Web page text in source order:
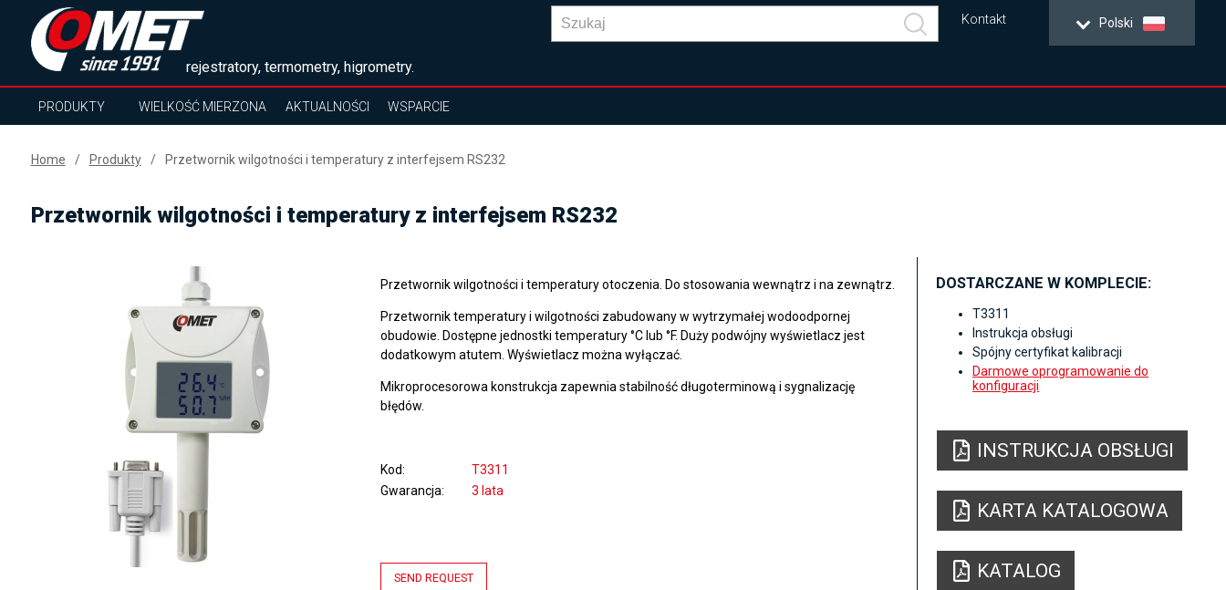
rejestratory, termometry, higrometry.
Polski
Kontakt
PRODUKTY WIELKOŚĆ MIERZONA AKTUALNOŚCI WSPARCIE
Home Produkty Przetwornik wilgotności i temperatury z interfejsem RS232
Przetwornik wilgotności i temperatury z interfejsem RS232
Przetwornik wilgotności i temperatury otoczenia. Do stosowania wewnątrz i na zewnątrz.
Przetwornik temperatury i wilgotności zabudowany w wytrzymałej wodoodpornej
obudowie. Dostępne jednostki temperatury °C lub °F. Duży podwójny wyświetlacz jest
dodatkowym atutem. Wyświetlacz można wyłączać.
Mikroprocesorowa konstrukcja zapewnia stabilność długoterminową i sygnalizację
błędów.
Kod
T3311
Gwarancja
3 lata
SEND REQUEST
DOSTARCZANE W KOMPLECIE:
T3311
Instrukcja obsługi
Spójny certyfikat kalibracji
Darmowe oprogramowanie do
konfiguracji
INSTRUKCJA OBSŁUGI
KARTA KATALOGOWA
KATALOG